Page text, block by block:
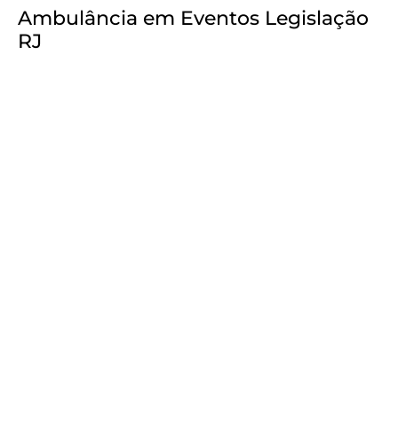
Ambulância em Eventos Legislação
RJ